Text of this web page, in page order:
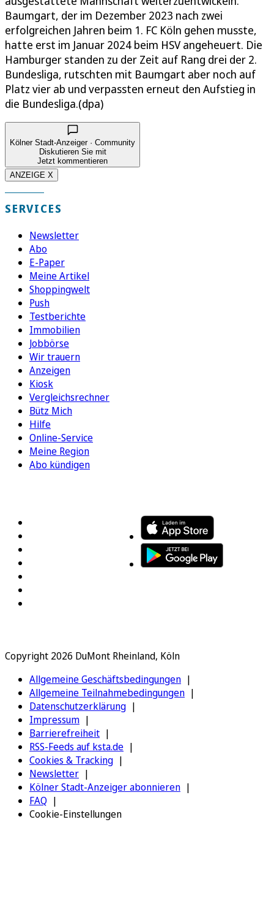
Baumgart, der im Dezember 2023 nach zwei
erfolgreichen Jahren beim 1. FC Köln gehen musste,
hatte erst im Januar 2024 beim HSV angeheuert. Die
Hamburger standen zu der Zeit auf Rang drei der 2.
Bundesliga, rutschten mit Baumgart aber noch auf
Platz vier ab und verpassten erneut den Aufstieg in
die Bundesliga.(dpa)
Kölner Stadt-Anzeiger · Community
Diskutieren Sie mit
Jetzt kommentieren
ANZEIGE X
SERVICES
Newsletter
Abo
E-Paper
Meine Artikel
Shoppingwelt
Push
Testberichte
Immobilien
Jobbörse
Wir trauern
Anzeigen
Kiosk
Vergleichsrechner
Bütz Mich
Hilfe
Online-Service
Meine Region
Abo kündigen
Copyright 2026 DuMont Rheinland, Köln
Allgemeine Geschäftsbedingungen
Allgemeine Teilnahmebedingungen
Datenschutzerklärung
Impressum
Barrierefreiheit
RSS-Feeds auf ksta.de
Cookies & Tracking
Newsletter
Kölner Stadt-Anzeiger abonnieren
FAQ
Cookie-Einstellungen